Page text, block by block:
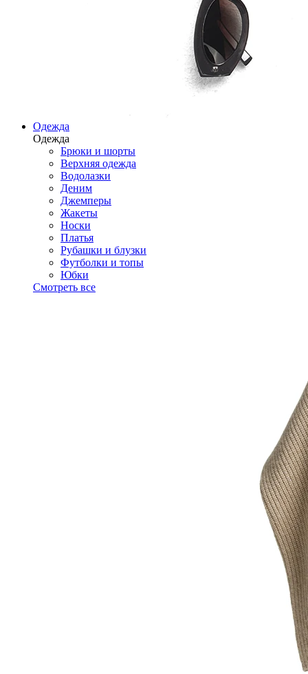
Одежда
Одежда
Брюки и шорты
Верхняя одежда
Водолазки
Деним
Джемперы
Жакеты
Носки
Платья
Рубашки и блузки
Футболки и топы
Юбки
Смотреть все